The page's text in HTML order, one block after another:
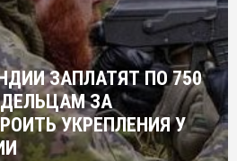
ЗАПЛАТЯТ ПО 750
ЗА
УКРЕПЛЕНИЯ У